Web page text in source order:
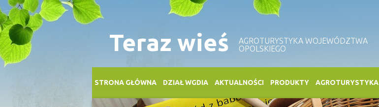
Teraz wieś
AGROTURYSTYKA WOJEWÓDZTWA
OPOLSKIEGO
STRONA GŁÓWNA DZIAŁ WGDIA AKTUALNOŚCI PRODUKTY AGROTURYSTYKA